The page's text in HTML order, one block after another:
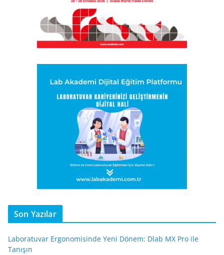
Son Yazılar
Laboratuvar Ergonomisinde Yeni Dönem: Dlab MX Pro ile
Tanışın